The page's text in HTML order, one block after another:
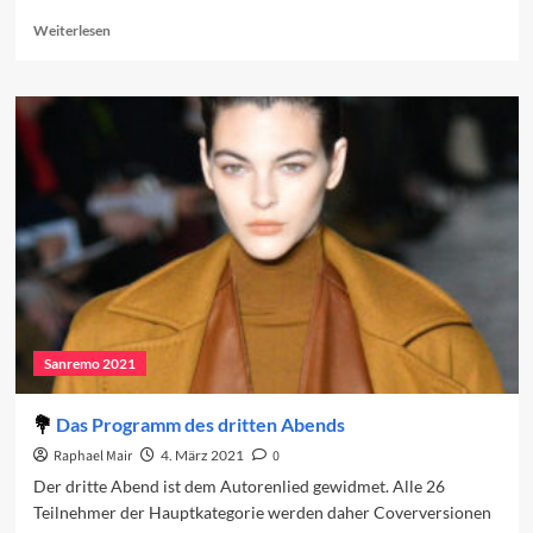
WeiterlesenRead
Das
Abends
Sanremo 2021
Das Programm des dritten Abends
Raphael Mair 4. März 2021
0
Der dritte Abend ist dem Autorenlied gewidmet. Alle 26
Teilnehmer der Hauptkategorie werden daher Coverversionen